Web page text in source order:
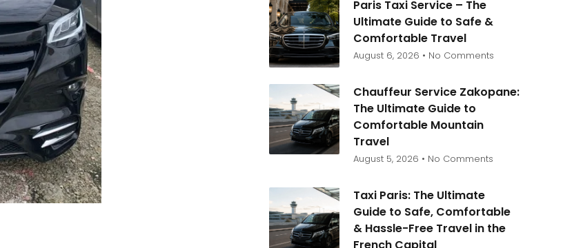
Paris Taxi Service – The
Ultimate Guide to Safe &
Comfortable Travel
August 6, 2026 No Comments
Chauffeur Service Zakopane:
The Ultimate Guide to
Comfortable Mountain
Travel
August 5, 2026 No Comments
Taxi Paris: The Ultimate
Guide to Safe, Comfortable
& Hassle-Free Travel in the